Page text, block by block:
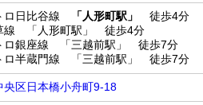
ロ日比谷線 「人形町駅」
徒歩4分
線 「人形町駅」 徒歩4分
ロ銀座線 「三越前駅」 徒歩7分
ロ半蔵門線 「三越前駅」 徒歩7分
央区日本橋小舟町9-18